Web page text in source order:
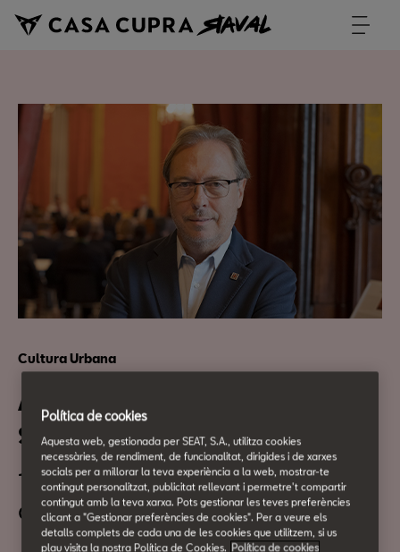
Cultura Urbana
Afterwork El Periódico: Josep
Santacreu
18 d'Abril
a les 19:00h
Política de cookies
Aquesta web, gestionada per SEAT, S.A., utilitza cookies
necessàries, de rendiment, de funcionalitat, dirigides i de xarxes
socials per a millorar la teva experiència a la web, mostrar-te
contingut personalitzat, publicitat rellevant i permetre't compartir
contingut amb la teva xarxa. Pots gestionar les teves preferències
clicant a "Gestionar preferències de cookies". Per a veure els
detalls complets de cada una de les cookies que utilitzem, si us
plau visita la nostra Política de Cookies. Política de cookies